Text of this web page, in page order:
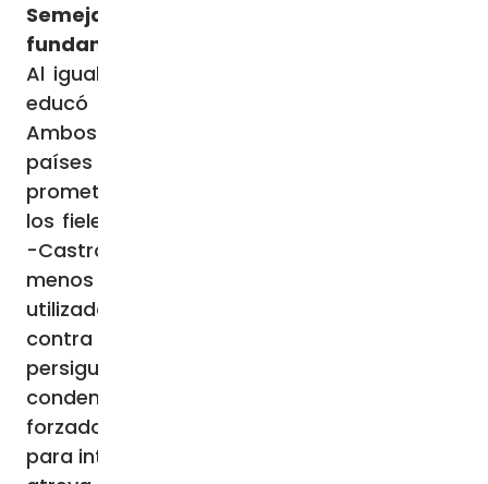
Semejanzas y una diferencia
fundamental
Al igual que Daniel Ortega, Fidel Castro se
educó en un prestigioso colegio jesuita.
Ambos crecieron y tomaron el poder en
países predominantemente católicos,
prometiendo una vida mejor también para
los fieles. En cambio, al consolidar el poder
-Castro en los años 60 y 70 y Ortega al
menos en los últimos cinco años- han
utilizado tácticas similares de represión
contra la Iglesia católica. La policía
persigue a los opositores, que son
condenados a largas penas de prisión o
forzados al exilio. Se utiliza a las multitudes
para intimidar y golpear a cualquiera que se